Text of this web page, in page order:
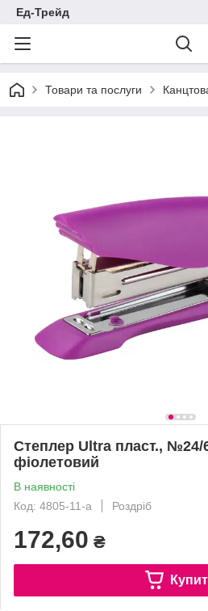
Ед-Трейд
Товари та послуги
Степлер Ultra пласт., №24/
фіолетовий
В наявності
Код: 4805-11-a
Роздріб
172,60 ₴